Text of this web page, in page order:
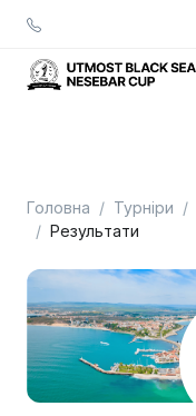
Головна Турніри
Результати